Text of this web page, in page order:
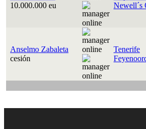
10.000.000 eu
Newell´s
Anselmo Zabaleta
cesión
Tenerife